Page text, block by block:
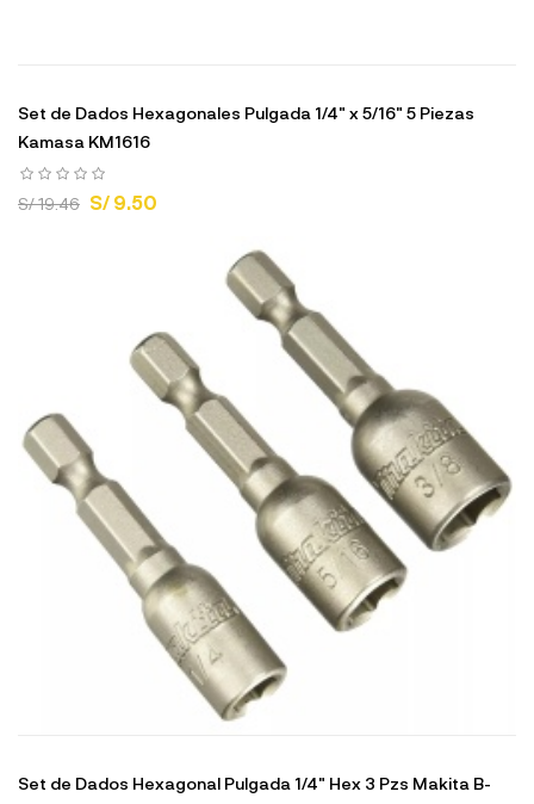
Set de Dados Hexagonales Pulgada 1/4" x 5/16" 5 Piezas
Kamasa KM1616
S/ 19.46 S/ 9.50
Set de Dados Hexagonal Pulgada 1/4" Hex 3 Pzs Makita B-